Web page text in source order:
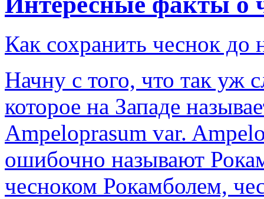
Как сохранить чеснок до
Начну с того, что так уж
которое на Западе
Ampeloprasum var.
ошибочно называют
чесноком Рокамболем,